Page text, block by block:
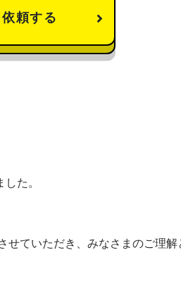
頼する
た。
ていただき、みなさまのご理解